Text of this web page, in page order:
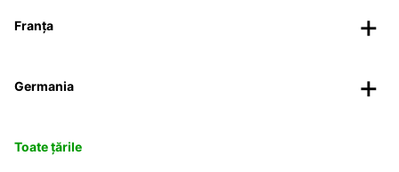
Franța
Germania
Toate țările